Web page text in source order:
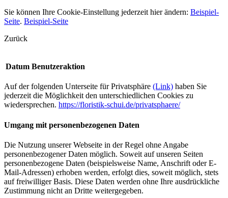
Sie können Ihre Cookie-Einstellung jederzeit hier ändern: Beispiel-
Seite. Beispiel-Seite
Zurück
Datum Benutzeraktion
Auf der folgenden Unterseite für Privatsphäre (Link) haben Sie
jederzeit die Möglichkeit den unterschiedlichen Cookies zu
wiedersprechen. https://floristik-schui.de/privatsphaere/
Umgang mit personenbezogenen Daten
Die Nutzung unserer Webseite in der Regel ohne Angabe
personenbezogener Daten möglich. Soweit auf unseren Seiten
personenbezogene Daten (beispielsweise Name, Anschrift oder E-
Mail-Adressen) erhoben werden, erfolgt dies, soweit möglich, stets
auf freiwilliger Basis. Diese Daten werden ohne Ihre ausdrückliche
Zustimmung nicht an Dritte weitergegeben.